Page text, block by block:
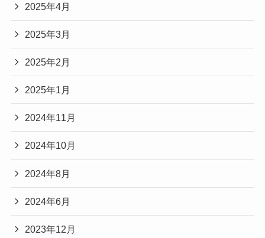
2025年4月
2025年3月
2025年2月
2025年1月
2024年11月
2024年10月
2024年8月
2024年6月
2023年12月